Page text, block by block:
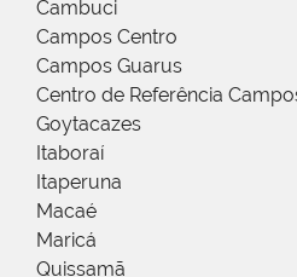
Cambuci
Campos Centro
Campos Guarus
Centro de Referência
Goytacazes
Itaboraí
Itaperuna
Macaé
Maricá
Quissamã